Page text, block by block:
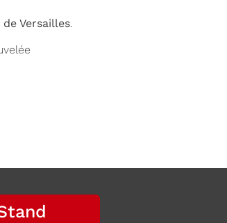
Versailles.